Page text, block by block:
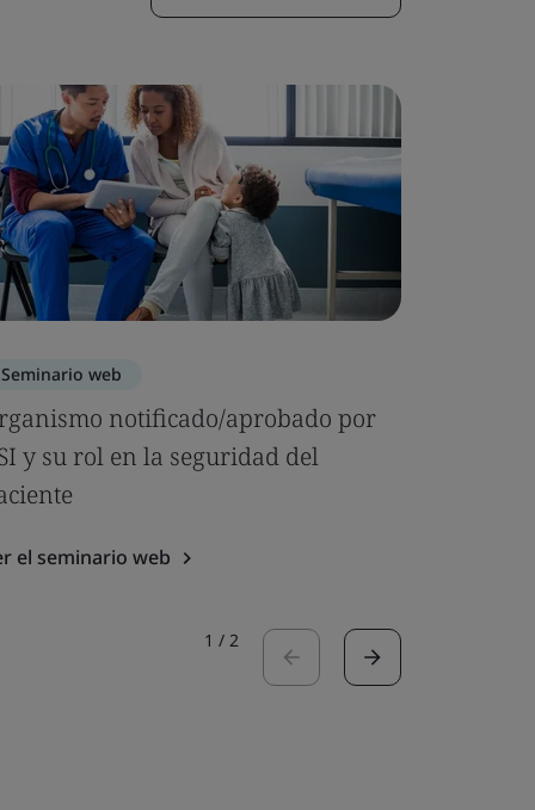
Seminario web
notificado/aprobado por
y su rol en la seguridad del
el seminario web
1 / 2